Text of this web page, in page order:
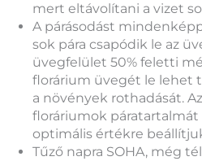
mert eltávolítani a vizet
A párásodást
sok pára csapódik le az
üvegfelület 50% feletti
florárium üvegét le lehet
a növények rothadását.
floráriumok
optimális értékre
Tűző napra SOHA, még